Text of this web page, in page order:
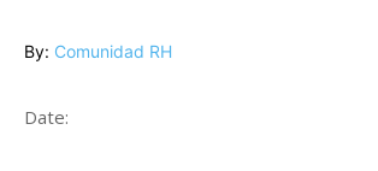
By: Comunidad RH
Date: